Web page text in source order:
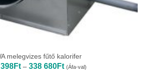
melegvizes fűtő kalorifer
Ft – 338 680FtÁrtartomány:
129
(Áfa-val)